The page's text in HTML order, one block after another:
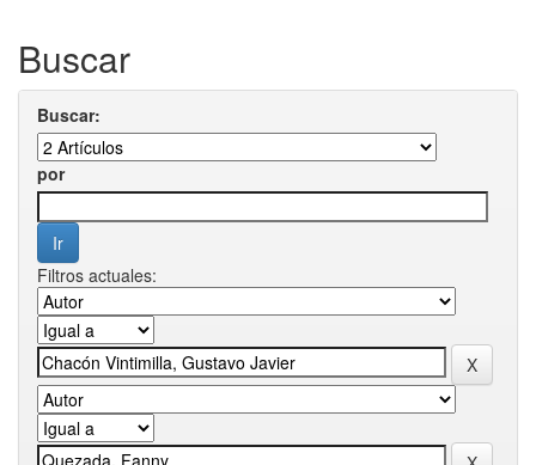
Buscar
Buscar:
por
Filtros actuales: